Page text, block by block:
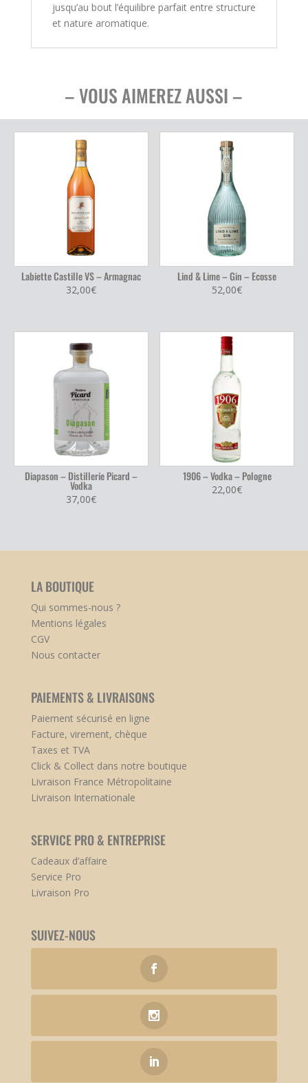
jusqu’au bout l’équilibre parfait entre structure
et nature aromatique.
– VOUS AIMEREZ AUSSI –
Labiette Castille VS – Armagnac
32,00€
Lind & Lime – Gin – Ecosse
52,00€
Diapason – Distillerie Picard –
Vodka
37,00€
1906 – Vodka – Pologne
22,00€
LA BOUTIQUE
Qui sommes-nous ?
Mentions légales
CGV
Nous contacter
PAIEMENTS & LIVRAISONS
Paiement sécurisé en ligne
Facture, virement, chèque
Taxes et TVA
Click & Collect dans notre boutique
Livraison France Métropolitaine
Livraison Internationale
SERVICE PRO & ENTREPRISE
Cadeaux d’affaire
Service Pro
Livraison Pro
SUIVEZ-NOUS